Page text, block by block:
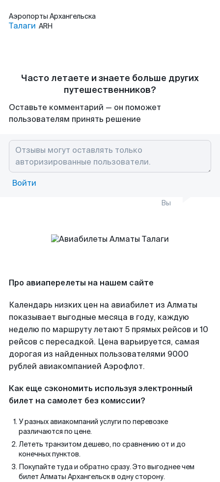
Аэропорты Архангельска
Талаги ARH
Часто летаете и знаете больше других
путешественников?
Оставьте комментарий — он поможет
пользователям принять решение
Войти
Вы
Про авиаперелеты на нашем сайте
Календарь низких цен на авиабилет из Алматы
показывает выгодные месяца в году, каждую
неделю по маршруту летают 5 прямых рейсов и 10
рейсов с пересадкой. Цена варьируется, самая
дорогая из найденных пользователями 9000
рублей авиакомпанией Аэрофлот.
Как еще сэкономить используя электронный
билет на самолет без комиссии?
У разных авиакомпаний услуги по перевозке
различаются по цене.
Лететь транзитом дешево, по сравнению от и до
конечных пунктов.
Покупайте туда и обратно сразу. Это выгоднее чем
билет Алматы Архангельск в одну сторону.